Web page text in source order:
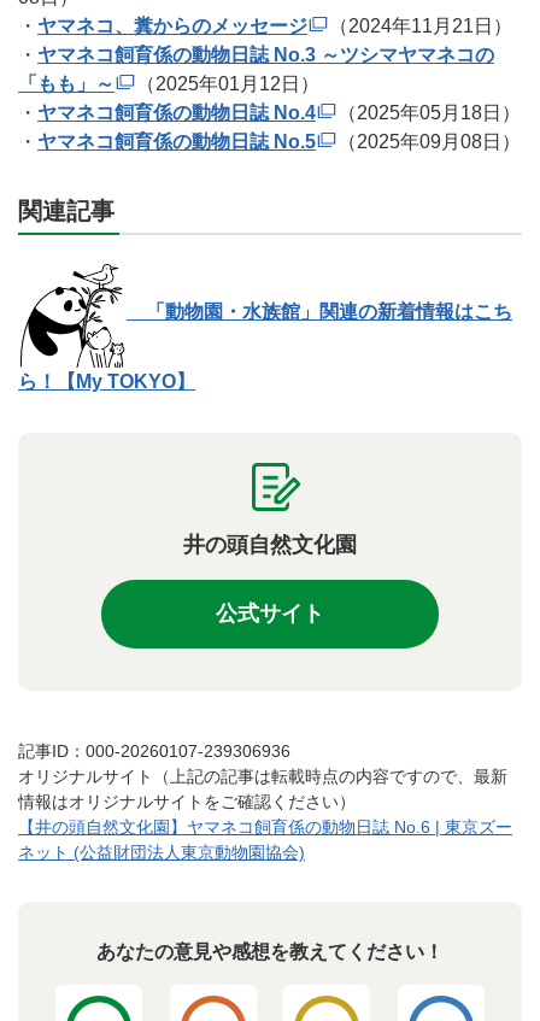
・ ヤマネコ、糞からのメッセージ
（2024年11月21日）
・ ヤマネコ飼育係の動物日誌 No.3 ～ツシマヤマネコの
「もも」～
（2025年01月12日）
・ ヤマネコ飼育係の動物日誌 No.4
（2025年05月18日）
・ ヤマネコ飼育係の動物日誌 No.5 （2025年09月08日）
関連記事
「動物園・水族館」関連の新着情報はこち
ら！【My TOKYO】
井の頭自然文化園
公式サイト
記事ID：000-20260107-239306936
オリジナルサイト（上記の記事は転載時点の内容ですので、最新
情報はオリジナルサイトをご確認ください）
【井の頭自然文化園】ヤマネコ飼育係の動物日誌 No.6 | 東京ズー
ネット (公益財団法人東京動物園協会)
あなたの意見や感想を教えてください！